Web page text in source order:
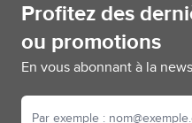
Profitez des
ou promotions
En vous abonnant à la